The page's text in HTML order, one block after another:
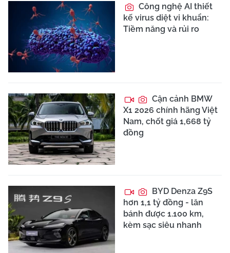
Công nghệ AI thiết
kế virus diệt vi khuẩn:
Tiềm năng và rủi ro
Cận cảnh BMW
X1 2026 chính hãng Việt
Nam, chốt giá 1,668 tỷ
đồng
BYD Denza Z9S
hơn 1,1 tỷ đồng - lăn
bánh được 1.100 km,
kèm sạc siêu nhanh